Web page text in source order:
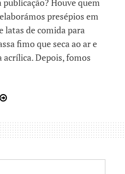
Houve quem
presépios em
de comida para
fimo que seca ao ar e
Depois, fomos
Natal